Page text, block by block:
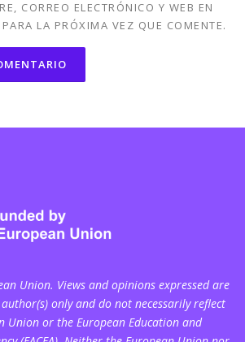
CORREO ELECTRÓNICO Y WEB EN
LA PRÓXIMA VEZ QUE COMENTE.
Union. Views and opinions expressed are
only and do not necessarily reflect
Union or the European Education and